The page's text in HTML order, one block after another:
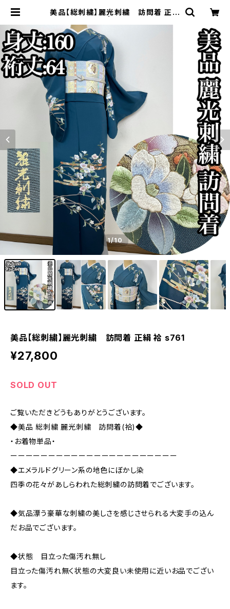
美品【総刺繍】麗光刺繍 訪問着 正絹
1/10
美品【総刺繍】麗光刺繍 訪問着 正絹 袷 s761
¥27,800
SOLD OUT
ご覧いただきどうもありがとうございます。
◆美品 総刺繍 麗光刺繍 訪問着(袷)◆
・お着物単品・
ーーーーーーーーーーーーーーーーーーーーーー
◆エメラルドグリーン系の地色にぼかし染
四季の花々があしらわれた総刺繍の訪問着でございます。
◆気品漂う豪華な刺繍の美しさを感じさせられる大変手の込ん
だお品でございます。
◆状態 目立った傷汚れ無し
目立った傷汚れ無く状態の大変良い未使用に近いお品でござい
ます。